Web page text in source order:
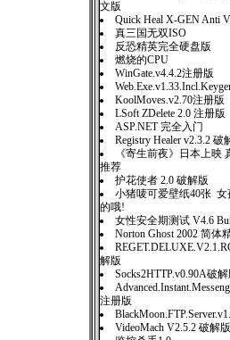
文版
Quick Heal X-GEN Anti
真三国无双ISO
反恐精英完全硬盘版
燃烧的CPU
WinGate.v4.4.2注册版
KoolMoves.v2.70注册版
LSoft ZDelete 2.0 注册版
ASP.NET 完全入门
Registry Healer v2.3.2 破
《寄生前夜》日本上映
推荐
护花使者 2.0 破解版
小猪唛可爱壁纸40张 女
的哦!
女性安全期测试 V4.6
Norton Ghost 2002 简体
解版
Socks2HTTP.v0.90A破解
注册版
VideoMach V2.5.2 破解版